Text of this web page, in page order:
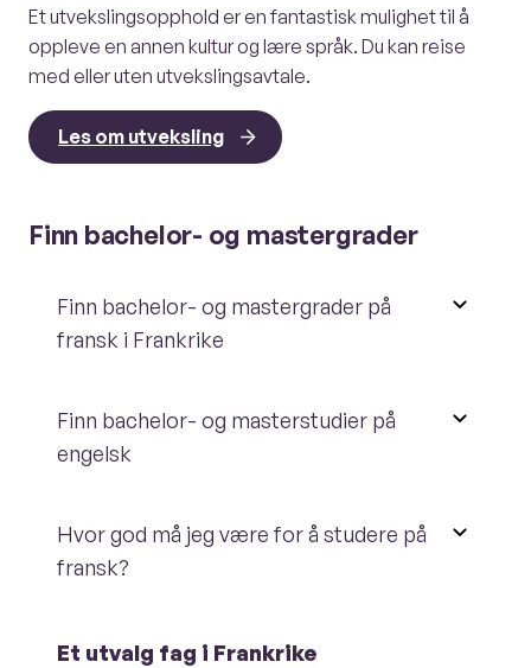
Et utvekslingsopphold er en fantastisk mulighet til å
oppleve en annen kultur og lære språk. Du kan reise
med eller uten utvekslingsavtale.
Les om utveksling
Finn bachelor- og mastergrader
Finn bachelor- og mastergrader på
fransk i Frankrike
Finn bachelor- og masterstudier på
engelsk
Hvor god må jeg være for å studere på
fransk?
Et utvalg fag i Frankrike